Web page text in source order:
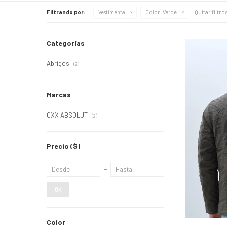
Filtrando por: Vestimenta Color: Verde Quitar
Categorías
Abrigos (2)
Marcas
OXX ABSOLUT (2)
Precio ($)
OK
Color